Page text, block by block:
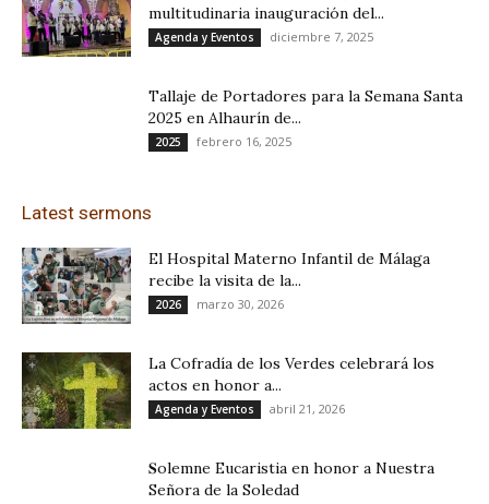
multitudinaria inauguración del...
Agenda y Eventos diciembre 7, 2025
Tallaje de Portadores para la Semana Santa
2025 en Alhaurín de...
2025 febrero 16, 2025
Latest sermons
El Hospital Materno Infantil de Málaga
recibe la visita de la...
2026 marzo 30, 2026
La Cofradía de los Verdes celebrará los
actos en honor a...
Agenda y Eventos abril 21, 2026
𝐒olemne Eucaristia en honor a Nuestra
Señora de la Soledad